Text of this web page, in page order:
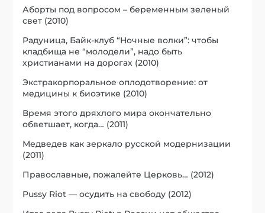
Аборты под вопросом – беременным зеленый
свет (2010)
Радуница, Байк-клуб “Ночные волки”: чтобы
кладбища не “молодели”, надо быть
христианами на дорогах (2010)
Экстракорпоральное оплодотворение: от
медицины к биоэтике (2010)
Время этого дряхлого мира окончательно
обветшает, когда… (2011)
Медведев как зеркало русской модернизации
(2011)
Православные, пожалейте Церковь… (2012)
Pussy Riot — осудить на свободу (2012)